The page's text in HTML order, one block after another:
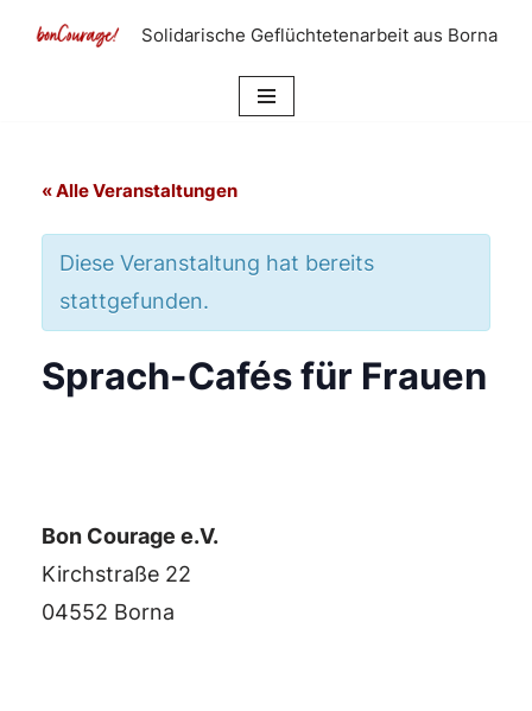
Solidarische Geflüchtetenarbeit aus Borna
« Alle Veranstaltungen
Diese Veranstaltung hat bereits
stattgefunden.
Sprach-Cafés für Frauen
Bon Courage e.V.
Kirchstraße 22
04552 Borna